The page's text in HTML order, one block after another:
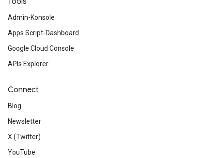
Admin-Konsole
Apps Script-Dashboard
Google Cloud Console
APIs Explorer
Connect
Blog
Newsletter
X (Twitter)
YouTube